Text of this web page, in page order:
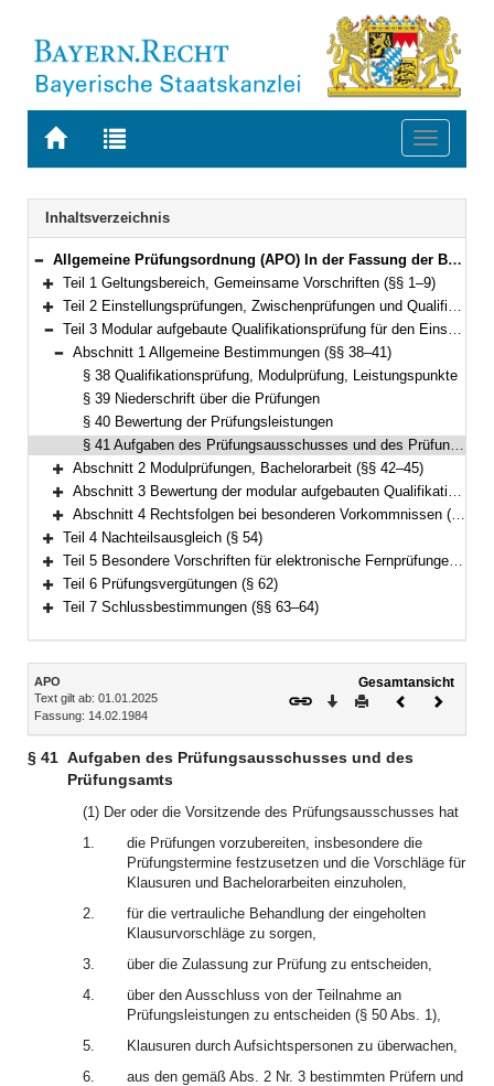
Zur
BAYERN.RECHT
Zur
letzten
Suche
Toggle
Navigation
Inhaltsverzeichnis
Bereich reduzieren
Allgemeine Prüfungsordnung (APO) In der Fassung der Bekanntmachung vom 14. Februar 1984 (GVBl. S. 76) BayRS 2030-2-10-F (§§ 1–64)
Bereich erweitern
Teil 1 Geltungsbereich, Gemeinsame Vorschriften (§§ 1–9)
Bereich erweitern
Teil 2 Einstellungsprüfungen, Zwischenprüfungen und Qualifikationsprüfungen am Ende des Vorbereitungsdienstes (§§ 10–37)
Bereich reduzieren
Teil 3 Modular aufgebaute Qualifikationsprüfung für den Einstieg in der dritten Qualifikationsebene (§§ 38–53)
Bereich reduzieren
Abschnitt 1 Allgemeine Bestimmungen (§§ 38–41)
§ 38 Qualifikationsprüfung, Modulprüfung, Leistungspunkte
§ 39 Niederschrift über die Prüfungen
§ 40 Bewertung der Prüfungsleistungen
§ 41 Aufgaben des Prüfungsausschusses und des Prüfungsamts
Bereich erweitern
Abschnitt 2 Modulprüfungen, Bachelorarbeit (§§ 42–45)
Bereich erweitern
Abschnitt 3 Bewertung der modular aufgebauten Qualifikationsprüfung (§§ 46–49)
Bereich erweitern
Abschnitt 4 Rechtsfolgen bei besonderen Vorkommnissen (§§ 50–53)
Bereich erweitern
Teil 4 Nachteilsausgleich (§ 54)
Bereich erweitern
Teil 5 Besondere Vorschriften für elektronische Fernprüfungen (§§ 55–61)
Bereich erweitern
Teil 6 Prüfungsvergütungen (§ 62)
Teil 7 Schlussbestimmungen (§§ 63–64)
Inhalt
APO
Text gilt ab: 01.01.2025
Fassung: 14.02.1984
Gesamtansicht
Download
DruckenVorheriges
§ 41 Aufgaben des Prüfungsausschusses und des
Prüfungsamts
(1) Der oder die Vorsitzende des Prüfungsausschusses hat
1.
die Prüfungen vorzubereiten, insbesondere die
Prüfungstermine festzusetzen und die Vorschläge für
Klausuren und Bachelorarbeiten einzuholen,
2.
für die vertrauliche Behandlung der eingeholten
Klausurvorschläge zu sorgen,
3.
über die Zulassung zur Prüfung zu entscheiden,
4.
über den Ausschluss von der Teilnahme an
Prüfungsleistungen zu entscheiden (§ 50 Abs. 1),
5.
Klausuren durch Aufsichtspersonen zu überwachen,
6.
aus den gemäß Abs. 2 Nr. 3 bestimmten Prüfern und